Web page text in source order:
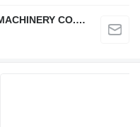
HEFEI DINGTAO CONSTRUCTION MACHINERY CO., LIMITED